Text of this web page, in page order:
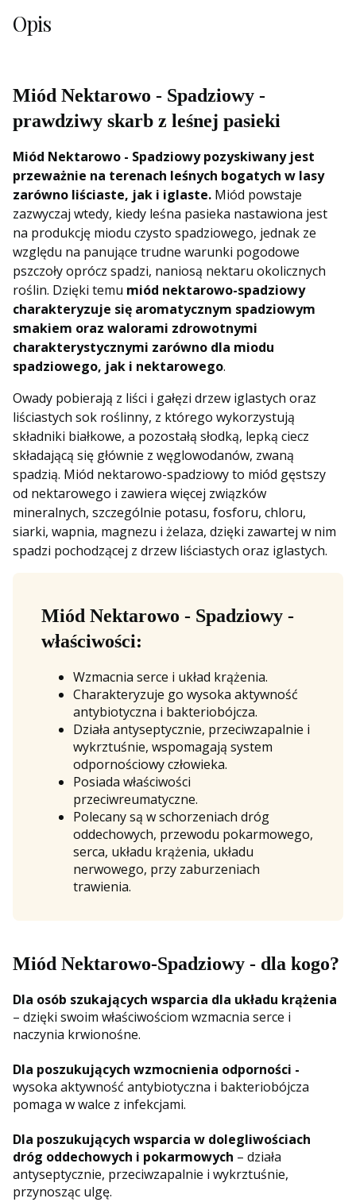
Opis
Miód Nektarowo - Spadziowy -
prawdziwy skarb z leśnej pasieki
Miód Nektarowo - Spadziowy pozyskiwany jest
przeważnie na terenach leśnych bogatych w lasy
zarówno liściaste, jak i iglaste. Miód powstaje
zazwyczaj wtedy, kiedy leśna pasieka nastawiona jest
na produkcję miodu czysto spadziowego, jednak ze
względu na panujące trudne warunki pogodowe
pszczoły oprócz spadzi, naniosą nektaru okolicznych
roślin. Dzięki temu miód nektarowo-spadziowy
charakteryzuje się aromatycznym spadziowym
smakiem oraz walorami zdrowotnymi
charakterystycznymi zarówno dla miodu
spadziowego, jak i nektarowego.
Owady pobierają z liści i gałęzi drzew iglastych oraz
liściastych sok roślinny, z którego wykorzystują
składniki białkowe, a pozostałą słodką, lepką ciecz
składającą się głównie z węglowodanów, zwaną
spadzią. Miód nektarowo-spadziowy to miód gęstszy
od nektarowego i zawiera więcej związków
mineralnych, szczególnie potasu, fosforu, chloru,
siarki, wapnia, magnezu i żelaza, dzięki zawartej w nim
spadzi pochodzącej z drzew liściastych oraz iglastych.
Miód Nektarowo - Spadziowy -
właściwości:
Wzmacnia serce i układ krążenia.
Charakteryzuje go wysoka aktywność
antybiotyczna i bakteriobójcza.
Działa antyseptycznie, przeciwzapalnie i
wykrztuśnie, wspomagają system
odpornościowy człowieka.
Posiada właściwości
przeciwreumatyczne.
Polecany są w schorzeniach dróg
oddechowych, przewodu pokarmowego,
serca, układu krążenia, układu
nerwowego, przy zaburzeniach
trawienia.
Miód Nektarowo-Spadziowy - dla kogo?
Dla osób szukających wsparcia dla układu krążenia
– dzięki swoim właściwościom wzmacnia serce i
naczynia krwionośne.
Dla poszukujących wzmocnienia odporności -
wysoka aktywność antybiotyczna i bakteriobójcza
pomaga w walce z infekcjami.
Dla poszukujących wsparcia w dolegliwościach
dróg oddechowych i pokarmowych – działa
antyseptycznie, przeciwzapalnie i wykrztuśnie,
przynosząc ulgę.